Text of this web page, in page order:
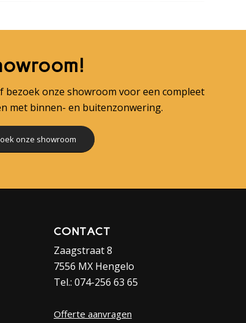
bezoek onze showroom voor een compleet
met binnen- en buitenzonwering.
onze showroom
CONTACT
Zaagstraat 8
7556 MX Hengelo
Tel.: 074-256 63 65
Offerte aanvragen